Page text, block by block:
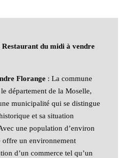
du midi à vendre
Florange: La commune
département de la Moselle,
municipalité qui se distingue
et sa situation
une population d’environ
offre un environnement
d’un commerce tel qu’un